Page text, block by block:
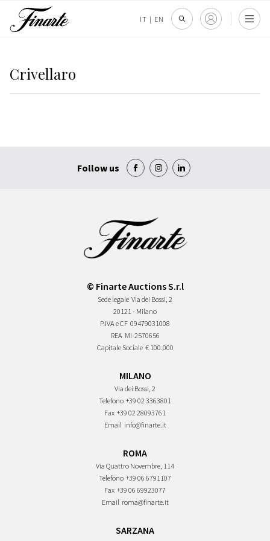
IT | EN
Crivellaro
Follow us
© Finarte Auctions S.r.l
Sede legale Via dei Bossi, 2
20121 - Milano
P.IVA e CF 09479031008
REA MI-2570656
Capitale Sociale € 100.000
MILANO
Via dei Bossi, 2
Telefono +39 02 3363801
Fax +39 02 28093761
Email info@finarte.it
ROMA
Via Quattro Novembre, 114
Telefono +39 06 6791107
Fax +39 06 69923077
Email roma@finarte.it
SARZANA